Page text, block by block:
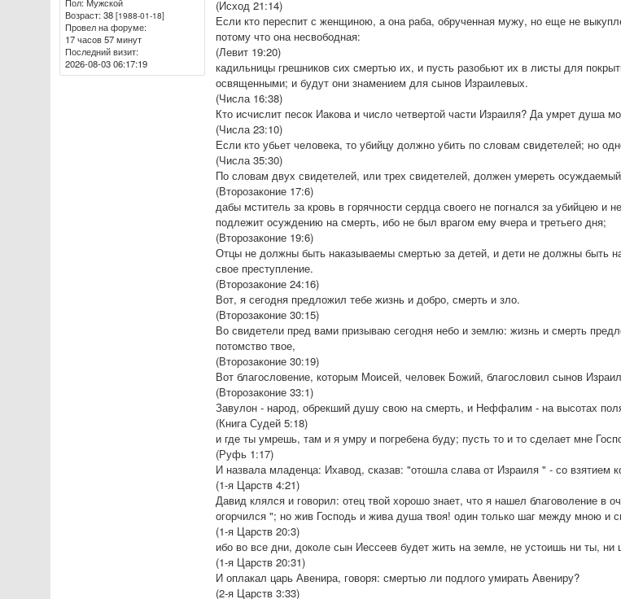
Возраст:38 [1988-01-18]
Провел на форуме:
17 часов 57 минут
Последний визит:
2026-08-03 06:17:19
(Исход 21:14)
Если кто переспит с женщиною, а она раба, обрученная мужу, но еще не
потому что она несвободная:
(Левит 19:20)
кадильницы грешников сих смертью их, и пусть разобьют их в листы для
освященными; и будут они знамением для сынов Израилевых.
(Числа 16:38)
Кто исчислит песок Иакова и число четвертой части Израиля? Да умрет душа
(Числа 23:10)
Если кто убьет человека, то убийцу должно убить по словам свидетелей; но
(Числа 35:30)
По словам двух свидетелей, или трех свидетелей, должен умереть
(Второзаконие 17:6)
дабы мститель за кровь в горячности сердца своего не погнался за убийцею и
подлежит осуждению на смерть, ибо не был врагом ему вчера и третьего дня;
(Второзаконие 19:6)
Отцы не должны быть наказываемы смертью за детей, и дети не должны быть
свое преступление.
(Второзаконие 24:16)
Вот, я сегодня предложил тебе жизнь и добро, смерть и зло.
(Второзаконие 30:15)
Во свидетели пред вами призываю сегодня небо и землю: жизнь и смерть
потомство твое,
(Второзаконие 30:19)
Вот благословение, которым Моисей, человек Божий, благословил сынов
(Второзаконие 33:1)
Завулон - народ, обрекший душу свою на смерть, и Неффалим - на высотах
(Книга Судей 5:18)
и где ты умрешь, там и я умру и погребена буду; пусть то и то сделает мне
(Руфь 1:17)
И назвала младенца: Ихавод, сказав: "отошла слава от Израиля " - со взятием
(1-я Царств 4:21)
Давид клялся и говорил: отец твой хорошо знает, что я нашел благоволение в
огорчился "; но жив Господь и жива душа твоя! один только шаг между мною и
(1-я Царств 20:3)
ибо во все дни, доколе сын Иессеев будет жить на земле, не устоишь ни ты,
(1-я Царств 20:31)
И оплакал царь Авенира, говоря: смертью ли подлого умирать Авениру?
(2-я Царств 3:33)